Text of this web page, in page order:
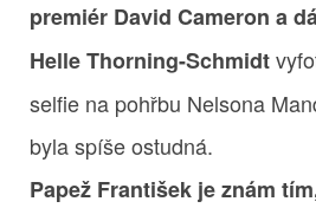
premiér David Cameron a
Helle Thorning-Schmidt
selfie na pohřbu Nelsona
byla spíše ostudná.
Papež František je znám